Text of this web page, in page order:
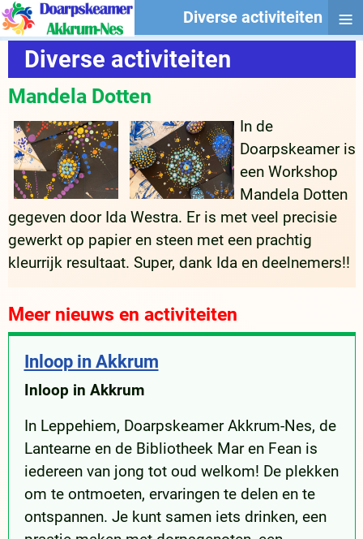
Diverse activiteiten
Mandela Dotten
In de
Doarpskeamer is
een Workshop
Mandela Dotten
gegeven door Ida Westra. Er is met veel precisie
gewerkt op papier en steen met een prachtig
kleurrijk resultaat. Super, dank Ida en deelnemers!!
Meer nieuws en activiteiten
Inloop in Akkrum
Inloop in Akkrum
In Leppehiem, Doarpskeamer Akkrum-Nes, de
Lantearne en de Bibliotheek Mar en Fean is
iedereen van jong tot oud welkom! De plekken
om te ontmoeten, ervaringen te delen en te
ontspannen. Je kunt samen iets drinken, een
Diverse activiteiten ≡